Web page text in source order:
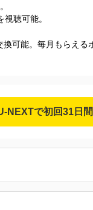
聴可能。
可能。毎月もらえる
NEXTで初回31日